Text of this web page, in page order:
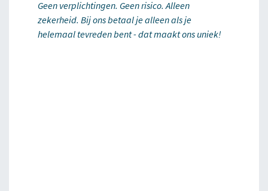
Geen verplichtingen. Geen risico. Alleen
zekerheid. Bij ons betaal je alleen als je
helemaal tevreden bent - dat maakt ons uniek!